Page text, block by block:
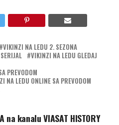
VIKINZI NA LEDU 2. SEZONA
VIKINZI NA LEDU GLEDAJ
PREVODOM
NA LEDU ONLINE SA PREVODOM
na kanalu VIASAT HISTORY